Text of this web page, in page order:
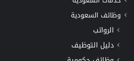
وظائف السعودية
الرواتب
دليل التوظيف